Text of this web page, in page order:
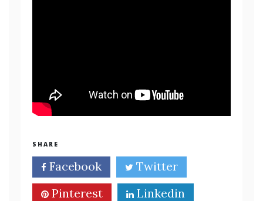
SHARE
Facebook
Twitter
Pinterest
Linkedin